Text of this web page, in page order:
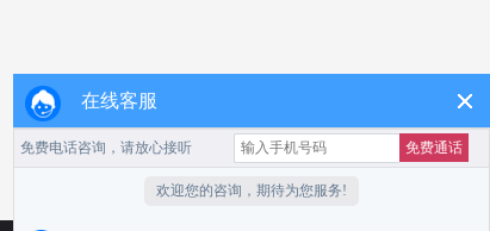
在线客服